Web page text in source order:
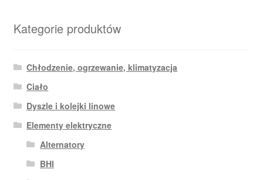
Kategorie produktów
Chłodzenie, ogrzewanie, klimatyzacja
Ciało
Dyszle i kolejki linowe
Elementy elektryczne
Alternatory
BHI